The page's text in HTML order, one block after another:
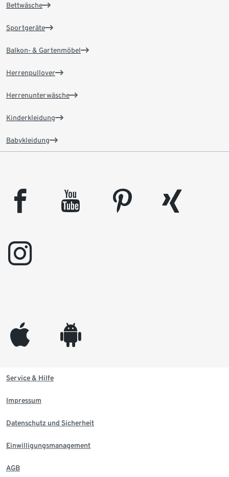
Bettwäsche
Sportgeräte
Balkon- & Gartenmöbel
Herrenpullover
Herrenunterwäsche
Kinderkleidung
Babykleidung
facebook youtube pinterest
xing
instagram
appleinc android
Service & Hilfe
Impressum
Datenschutz und Sicherheit
Einwilligungsmanagement
AGB